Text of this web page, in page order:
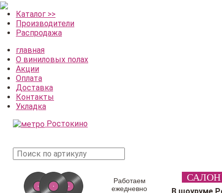
Каталог >>
Производители
Распродажа
главная
О виниловых полах
Акции
Оплата
Доставка
Контакты
Укладка
Ростокино
товара
Работаем
ежедневно